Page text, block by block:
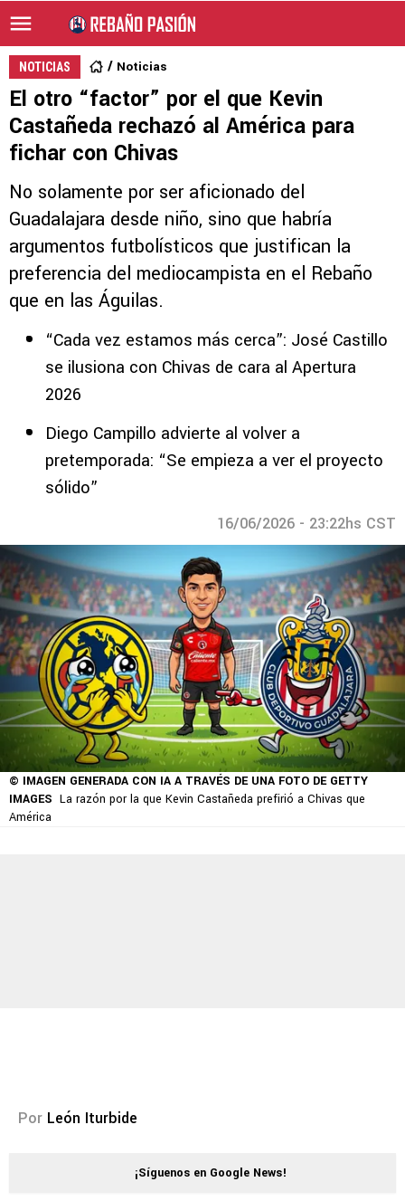
NOTICIAS Noticias
El otro “factor” por el que Kevin
Castañeda rechazó al América para
fichar con Chivas
No solamente por ser aficionado del
Guadalajara desde niño, sino que habría
argumentos futbolísticos que justifican la
preferencia del mediocampista en el Rebaño
que en las Águilas.
“Cada vez estamos más cerca”: José Castillo
se ilusiona con Chivas de cara al Apertura
2026
Diego Campillo advierte al volver a
pretemporada: “Se empieza a ver el proyecto
sólido”
16/06/2026 - 23:22hs CST
© IMAGEN GENERADA CON IA A TRAVÉS DE UNA FOTO DE GETTY
IMAGES La razón por la que Kevin Castañeda prefirió a Chivas que
América
Por León Iturbide
¡Síguenos en Google News!